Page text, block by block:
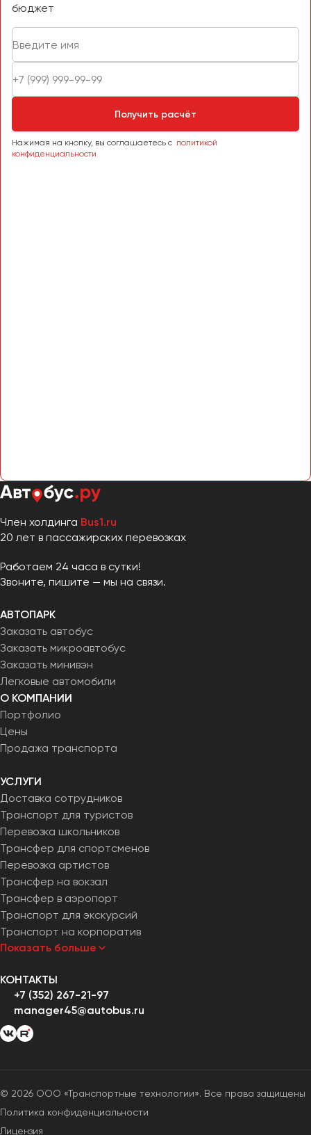
бюджет
Получить расчёт
Нажимая на кнопку, вы соглашаетесь с политикой
конфиденциальности
Член холдинга Bus1.ru
20 лет в пассажирских перевозках
Работаем 24 часа в сутки!
Звоните, пишите — мы на связи.
АВТОПАРК
Заказать автобус
Заказать микроавтобус
Заказать минивэн
Легковые автомобили
О КОМПАНИИ
Портфолио
Цены
Продажа транспорта
УСЛУГИ
Доставка сотрудников
Транспорт для туристов
Перевозка школьников
Трансфер для спортсменов
Перевозка артистов
Трансфер на вокзал
Трансфер в аэропорт
Транспорт для экскурсий
Транспорт на корпоратив
Показать больше
КОНТАКТЫ
+7 (352) 267-21-97
manager45@autobus.ru
© 2026 ООО «Транспортные технологии». Все права защищены
Политика конфиденциальности
Лицензия